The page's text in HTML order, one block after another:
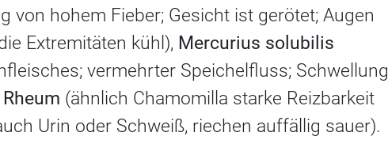
von hohem Fieber; Gesicht ist gerötet; Augen
Extremitäten kühl), Mercurius solubilis
vermehrter Speichelfluss; Schwellung
Rheum (ähnlich Chamomilla starke Reizbarkeit
Urin oder Schweiß, riechen auffällig sauer).